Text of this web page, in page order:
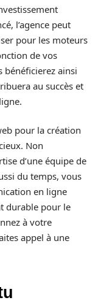
l’agence peut
pour les moteurs
de vos
bénéficierez ainsi
au succès et
pour la création
Non
d’une équipe de
du temps, vous
en ligne
durable pour le
à votre
appel à une